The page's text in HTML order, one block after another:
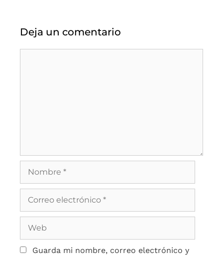
Deja un comentario
Guarda mi nombre, correo electrónico y